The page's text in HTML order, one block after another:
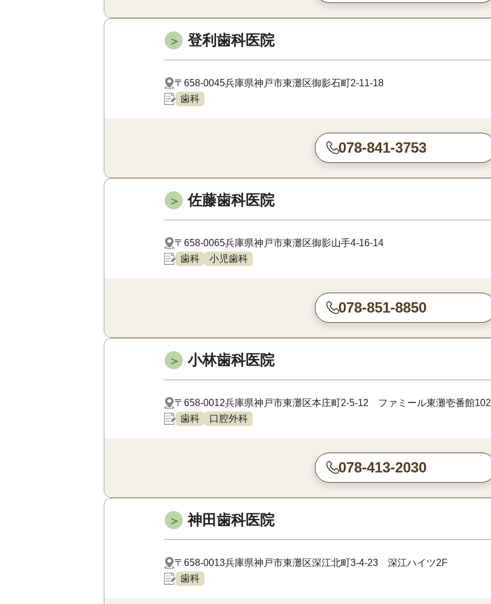
＞ 登利歯科医院
〒658-0045兵庫県神戸市東灘区御影石町2-11-18
歯科
078-841-3753
＞ 佐藤歯科医院
〒658-0065兵庫県神戸市東灘区御影山手4-16-14
歯科
小児歯科
078-851-8850
＞ 小林歯科医院
〒658-0012兵庫県神戸市東灘区本庄町2-5-12 ファミール東灘壱番館102
歯科
口腔外科
078-413-2030
＞ 神田歯科医院
〒658-0013兵庫県神戸市東灘区深江北町3-4-23 深江ハイツ2F
歯科